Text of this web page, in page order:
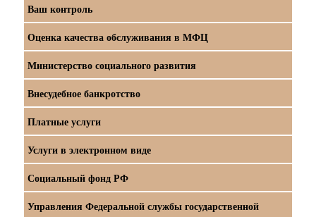
Ваш контроль
Оценка качества обслуживания в МФЦ
Министерство социального развития
Внесудебное банкротство
Платные услуги
Услуги в электронном виде
Социальный фонд РФ
Управления Федеральной службы государственной